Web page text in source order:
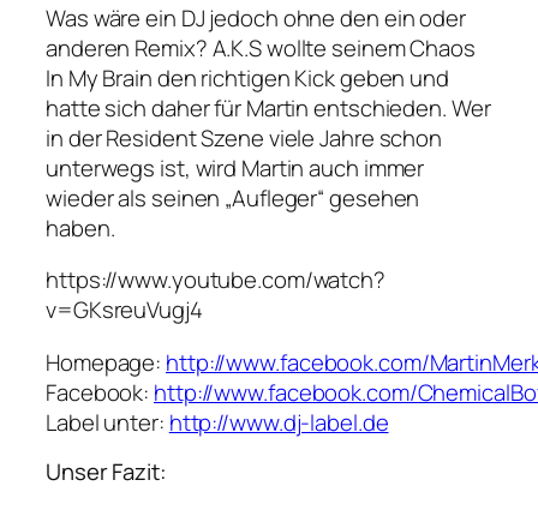
Was wäre ein DJ jedoch ohne den ein oder
anderen Remix? A.K.S wollte seinem Chaos
In My Brain den richtigen Kick geben und
hatte sich daher für Martin entschieden. Wer
in der Resident Szene viele Jahre schon
unterwegs ist, wird Martin auch immer
wieder als seinen „Aufleger“ gesehen
haben.
https://www.youtube.com/watch?
v=GKsreuVugj4
Homepage: http://www.facebook.com/
Facebook: http://www.facebook.com/
Label unter: http://www.dj-label.de
Unser Fazit: